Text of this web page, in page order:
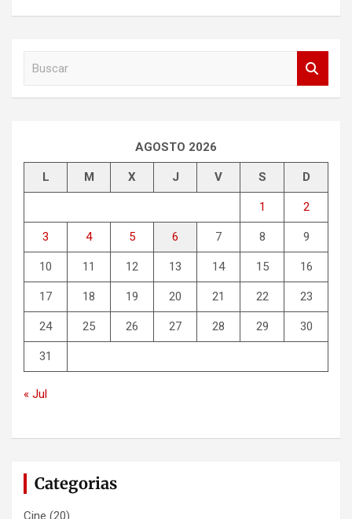
AGOSTO 2026
L M X J V S D
1 2
3 4 5 6 7 8 9
10 11 12 13 14 15 16
17 18 19 20 21 22 23
24 25 26 27 28 29 30
31
« Jul
Categorias
Cine (20)